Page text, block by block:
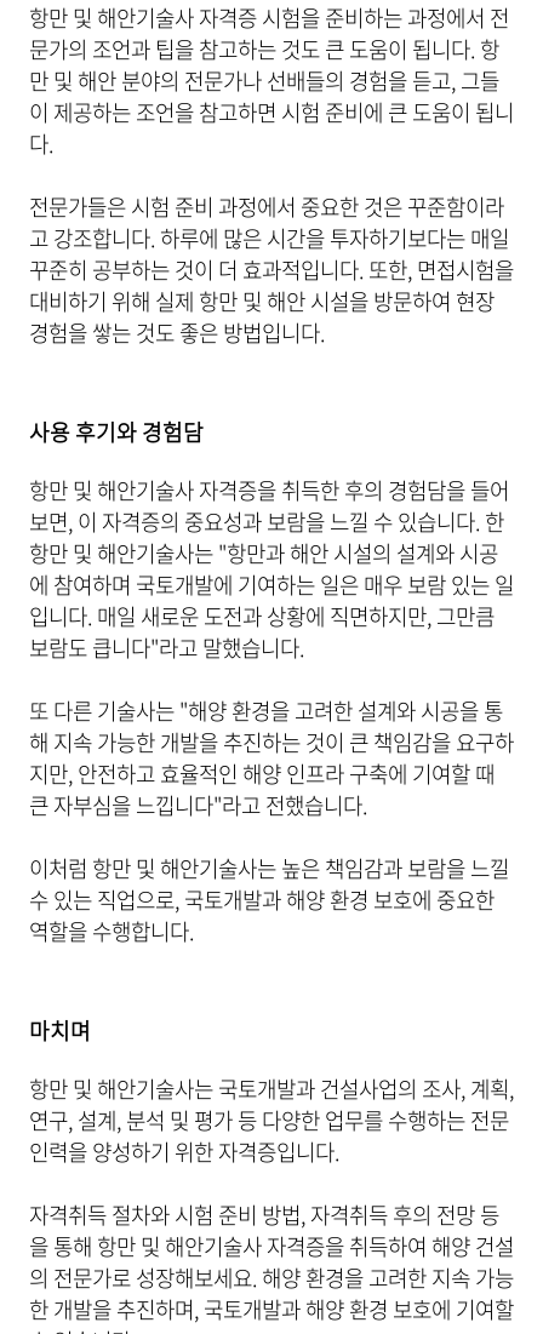
항만 및 해안기술사 자격증 시험을 준비하는 과정에서 전
문가의 조언과 팁을 참고하는 것도 큰 도움이 됩니다. 항
만 및 해안 분야의 전문가나 선배들의 경험을 듣고, 그들
이 제공하는 조언을 참고하면 시험 준비에 큰 도움이 됩니
다.
전문가들은 시험 준비 과정에서 중요한 것은 꾸준함이라
고 강조합니다. 하루에 많은 시간을 투자하기보다는 매일
꾸준히 공부하는 것이 더 효과적입니다. 또한, 면접시험을
대비하기 위해 실제 항만 및 해안 시설을 방문하여 현장
경험을 쌓는 것도 좋은 방법입니다.
사용 후기와 경험담
항만 및 해안기술사 자격증을 취득한 후의 경험담을 들어
보면, 이 자격증의 중요성과 보람을 느낄 수 있습니다. 한
항만 및 해안기술사는 "항만과 해안 시설의 설계와 시공
에 참여하며 국토개발에 기여하는 일은 매우 보람 있는 일
입니다. 매일 새로운 도전과 상황에 직면하지만, 그만큼
보람도 큽니다"라고 말했습니다.
또 다른 기술사는 "해양 환경을 고려한 설계와 시공을 통
해 지속 가능한 개발을 추진하는 것이 큰 책임감을 요구하
지만, 안전하고 효율적인 해양 인프라 구축에 기여할 때
큰 자부심을 느낍니다"라고 전했습니다.
이처럼 항만 및 해안기술사는 높은 책임감과 보람을 느낄
수 있는 직업으로, 국토개발과 해양 환경 보호에 중요한
역할을 수행합니다.
마치며
항만 및 해안기술사는 국토개발과 건설사업의 조사, 계획,
연구, 설계, 분석 및 평가 등 다양한 업무를 수행하는 전문
인력을 양성하기 위한 자격증입니다.
자격취득 절차와 시험 준비 방법, 자격취득 후의 전망 등
을 통해 항만 및 해안기술사 자격증을 취득하여 해양 건설
의 전문가로 성장해보세요. 해양 환경을 고려한 지속 가능
한 개발을 추진하며, 국토개발과 해양 환경 보호에 기여할